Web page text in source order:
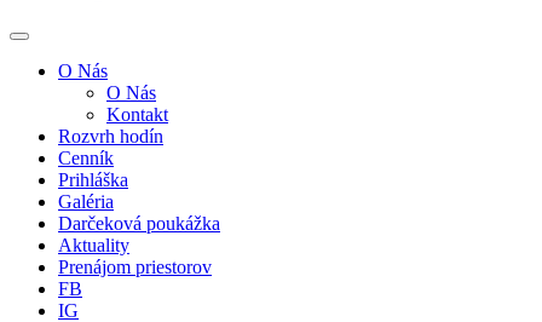
O Nás
O Nás
Kontakt
Rozvrh hodín
Cenník
Prihláška
Galéria
Darčeková poukážka
Aktuality
Prenájom priestorov
FB
IG